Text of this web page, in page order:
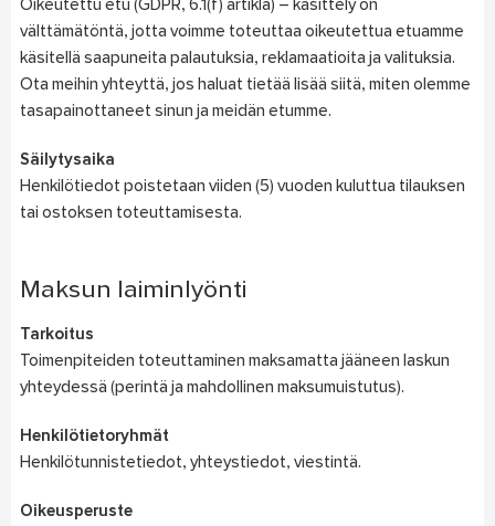
Oikeutettu etu (GDPR, 6.1(f) artikla) – käsittely on
välttämätöntä, jotta voimme toteuttaa oikeutettua etuamme
käsitellä saapuneita palautuksia, reklamaatioita ja valituksia.
Ota meihin yhteyttä, jos haluat tietää lisää siitä, miten olemme
tasapainottaneet sinun ja meidän etumme.
Säilytysaika
Henkilötiedot poistetaan viiden (5) vuoden kuluttua tilauksen
tai ostoksen toteuttamisesta.
Maksun laiminlyönti
Tarkoitus
Toimenpiteiden toteuttaminen maksamatta jääneen laskun
yhteydessä (perintä ja mahdollinen maksumuistutus).
Henkilötietoryhmät
Henkilötunnistetiedot, yhteystiedot, viestintä.
Oikeusperuste